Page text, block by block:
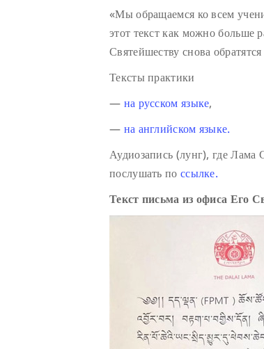
«Мы обращаемся ко всем
этот текст как можно больше
Святейшеству снова
Тексты практики
— на русском языке,
— на английском языке.
Аудиозапись (лунг), где
послушать по ссылке.
Текст письма из офиса Его